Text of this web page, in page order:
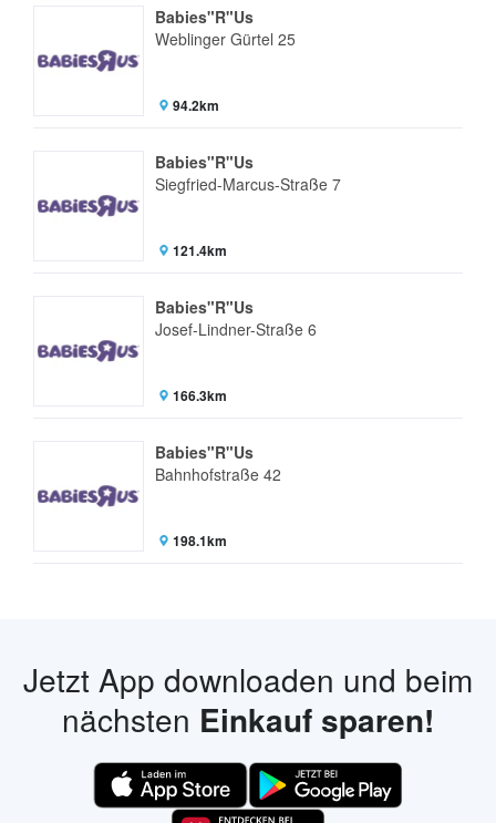
Babies"R"Us
Weblinger Gürtel 25
94.2km
Babies"R"Us
Siegfried-Marcus-Straße 7
121.4km
Babies"R"Us
Josef-Lindner-Straße 6
166.3km
Babies"R"Us
Bahnhofstraße 42
198.1km
Jetzt App downloaden und beim
nächsten Einkauf sparen!